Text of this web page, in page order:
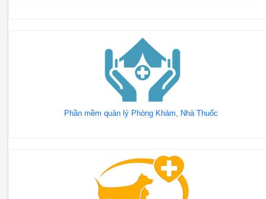
Phần mềm quản lý Phòng Khám, Nhà Thuốc